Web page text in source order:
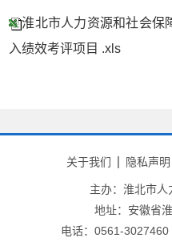
淮北市人力资源和社会保
入绩效考评项目 .xls
关于我们 隐私声明
主办：淮北市人
地址：安徽省
电话：0561-3027460